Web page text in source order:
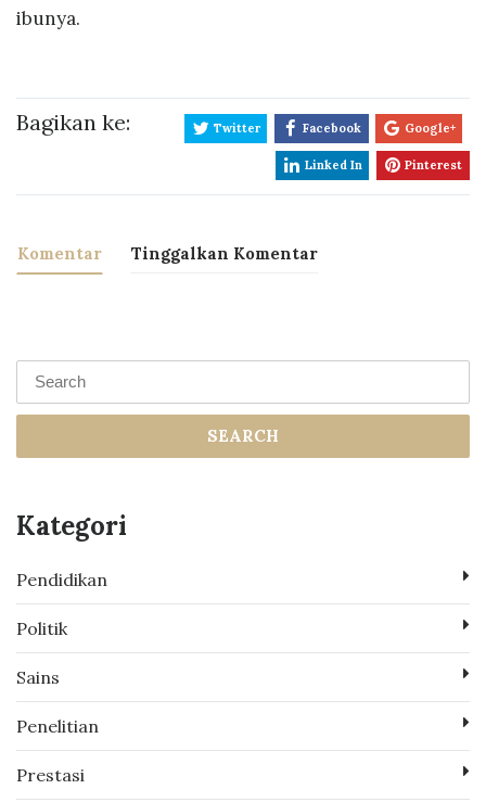
ibunya.
Bagikan ke: Twitter Facebook Google+
Linked In Pinterest
Komentar Tinggalkan Komentar
SEARCH
Kategori
Pendidikan
Politik
Sains
Penelitian
Prestasi